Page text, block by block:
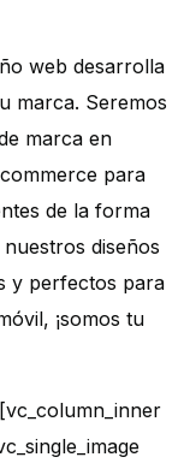
web desarrolla
marca. Seremos
marca en
para
de la forma
diseños
y perfectos para
¡somos tu